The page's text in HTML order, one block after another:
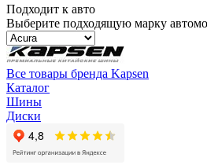
Подходит к авто
Выберите подходящую марку
Все товары бренда Kapsen
Каталог
Шины
Диски